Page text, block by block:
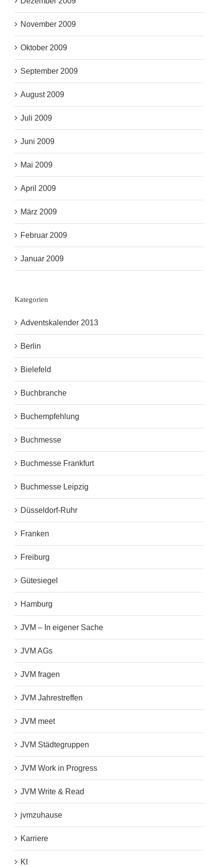
November 2009
Oktober 2009
September 2009
August 2009
Juli 2009
Juni 2009
Mai 2009
April 2009
März 2009
Februar 2009
Januar 2009
Kategorien
Adventskalender 2013
Berlin
Bielefeld
Buchbranche
Buchempfehlung
Buchmesse
Buchmesse Frankfurt
Buchmesse Leipzig
Düsseldorf-Ruhr
Franken
Freiburg
Gütesiegel
Hamburg
JVM – In eigener Sache
JVM AGs
JVM fragen
JVM Jahrestreffen
JVM meet
JVM Städtegruppen
JVM Work in Progress
JVM Write & Read
jvmzuhause
Karriere
KI